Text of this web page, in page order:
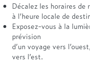
Décalez les horaires de
à l’heure locale de
Exposez-vous à la
prévision
d’un voyage vers
vers l’est.